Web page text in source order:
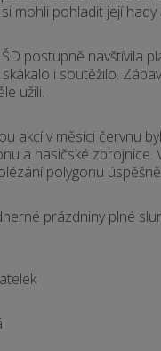
mohli pohladit její hady
postupně navštívila
i soutěžilo.
užili.
akcí v měsíci červnu
a hasičské zbrojnice.
polygonu
prázdniny plné